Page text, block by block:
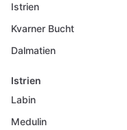
Istrien
Kvarner Bucht
Dalmatien
Istrien
Labin
Medulin